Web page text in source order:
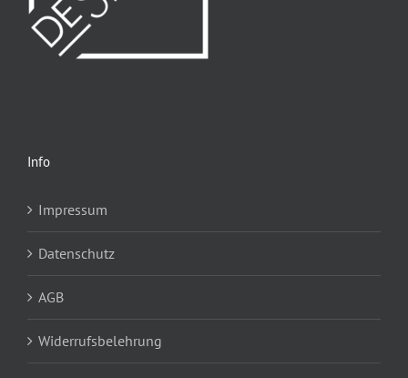
Info
Impressum
Datenschutz
AGB
Widerrufsbelehrung